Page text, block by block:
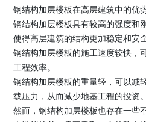
钢结构加层楼板在高层建筑中的优
钢结构加层楼板具有较高的强度和
使得高层建筑的结构更加稳定和安全
钢结构加层楼板的施工速度较快，
工程效率。
钢结构加层楼板的重量轻，可以减
载压力，从而减少地基工程的投资。
然而，钢结构加层楼板也存在一些